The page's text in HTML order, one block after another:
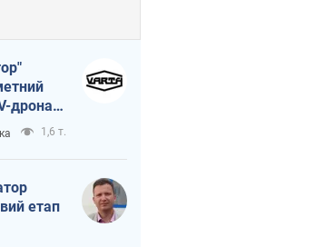
дрона,
1,6 т.
етап